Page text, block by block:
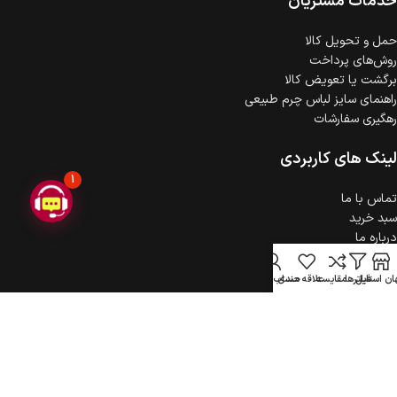
حمل‌ و تحویل کالا
روش‌های پرداخت
برگشت یا تعویض کالا
راهنمای سایز لباس چرم طبیعی
رهگیری سفارشات
لینک های کاربردی
تماس با ما
سبد خرید
درباره ما
حریم خصوصی
ثبت شکایت
استایل
فیلترهامقایسهعلاقه مندیحساب کاربری
1